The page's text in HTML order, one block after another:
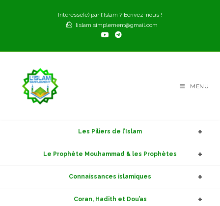
Intéressé(e) par l'Islam ? Ecrivez-nous !
lislam.simplement@gmail.com
MENU
Les Piliers de l’Islam
Le Prophète Mouhammad & les Prophètes
Connaissances islamiques
Coran, Hadith et Dou’as